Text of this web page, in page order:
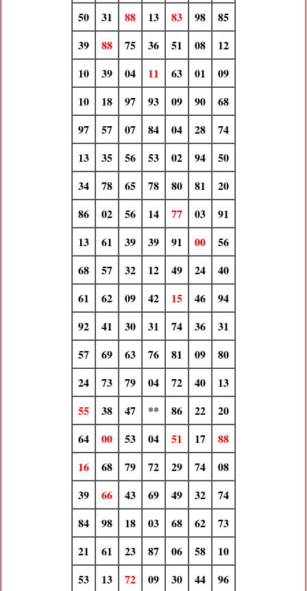
50
31 88 13 83 98
85
39
88 75 36 51 08
12
10
39 04 11 63 01
09
10
18 97 93 09 90
68
97
57 07 84 04 28
74
13
35 56 53 02 94
50
34
78 65 78 80 81
20
86
02 56 14 77 03
91
13
61 39 39 91 00
56
68
57 32 12 49 24
40
61
62 09 42 15 46
94
92
41 30 31 74 36
31
57
69 63 76 81 09
80
24
73 79 04 72 40
13
55
38 47 ** 86 22
20
64
00 53 04 51 17
88
16
68 79 72 29 74
08
39
66 43 69 49 32
74
84
98 18 03 68 62
73
21
61 23 87 06 58
10
53
13 72 09 30 44 96